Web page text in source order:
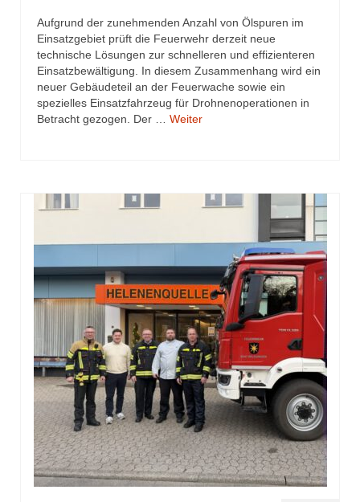
Aufgrund der zunehmenden Anzahl von Ölspuren im
Einsatzgebiet prüft die Feuerwehr derzeit neue
technische Lösungen zur schnelleren und effizienteren
Einsatzbewältigung. In diesem Zusammenhang wird ein
neuer Gebäudeteil an der Feuerwache sowie ein
spezielles Einsatzfahrzeug für Drohnenoperationen in
Betracht gezogen. Der … Weiter